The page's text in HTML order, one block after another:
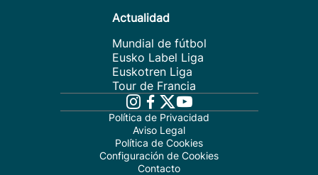
Actualidad
Mundial de fútbol
Eusko Label Liga
Euskotren Liga
Tour de Francia
Política de Privacidad
Aviso Legal
Política de Cookies
Configuración de Cookies
Contacto